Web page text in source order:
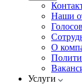
Наши
О
Услуги